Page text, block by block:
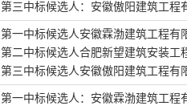
第三中标候选人 ： 安徽傲阳建筑工程
第一中标候选人安徽霖渤建筑工程有
第二中标候选人合肥新望建筑安装工
第三中标候选人安徽傲阳建筑工程有
第一中标候选人 ： 安徽霖渤建筑工程